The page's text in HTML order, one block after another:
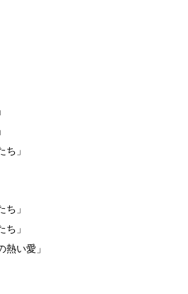
ち」
ち」
ち」
熱い愛」